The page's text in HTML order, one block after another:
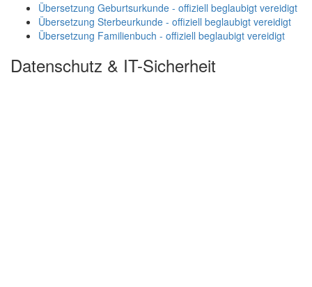
Übersetzung Geburtsurkunde - offiziell beglaubigt vereidigt
Übersetzung Sterbeurkunde - offiziell beglaubigt vereidigt
Übersetzung Familienbuch - offiziell beglaubigt vereidigt
Datenschutz & IT-Sicherheit